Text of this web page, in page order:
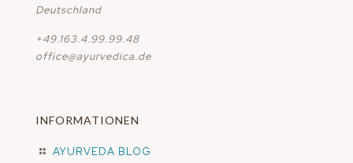
Deutschland
+49.163.4.99.99.48
office@ayurvedica.de
INFORMATIONEN
AYURVEDA BLOG